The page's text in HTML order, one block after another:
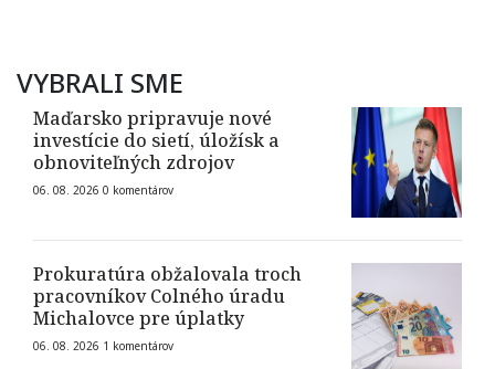
VYBRALI SME
Maďarsko pripravuje nové
investície do sietí, úložísk a
obnoviteľných zdrojov
06. 08. 2026 0 komentárov
Prokuratúra obžalovala troch
pracovníkov Colného úradu
Michalovce pre úplatky
06. 08. 2026 1 komentárov